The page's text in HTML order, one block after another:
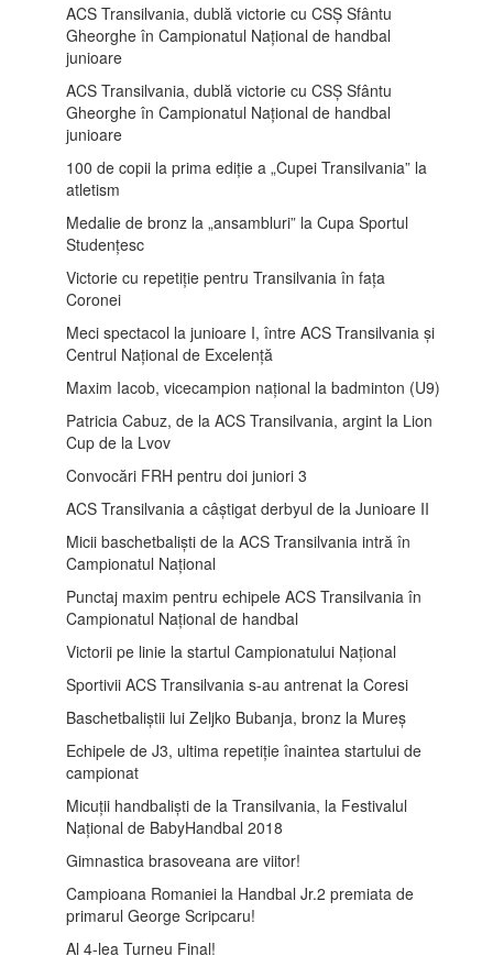
ACS Transilvania, dublă victorie cu CSȘ Sfântu
Gheorghe în Campionatul Național de handbal
junioare
ACS Transilvania, dublă victorie cu CSȘ Sfântu
Gheorghe în Campionatul Național de handbal
junioare
100 de copii la prima ediție a „Cupei Transilvania” la
atletism
Medalie de bronz la „ansambluri” la Cupa Sportul
Studențesc
Victorie cu repetiție pentru Transilvania în fața
Coronei
Meci spectacol la junioare I, între ACS Transilvania și
Centrul Național de Excelență
Maxim Iacob, vicecampion național la badminton (U9)
Patricia Cabuz, de la ACS Transilvania, argint la Lion
Cup de la Lvov
Convocări FRH pentru doi juniori 3
ACS Transilvania a câștigat derbyul de la Junioare II
Micii baschetbaliști de la ACS Transilvania intră în
Campionatul Național
Punctaj maxim pentru echipele ACS Transilvania în
Campionatul Național de handbal
Victorii pe linie la startul Campionatului Național
Sportivii ACS Transilvania s-au antrenat la Coresi
Baschetbaliștii lui Zeljko Bubanja, bronz la Mureș
Echipele de J3, ultima repetiție înaintea startului de
campionat
Micuții handbaliști de la Transilvania, la Festivalul
Național de BabyHandbal 2018
Gimnastica brasoveana are viitor!
Campioana Romaniei la Handbal Jr.2 premiata de
primarul George Scripcaru!
Al 4-lea Turneu Final!